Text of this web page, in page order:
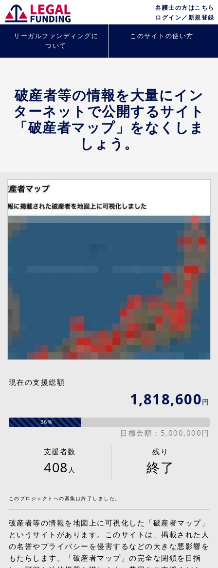
弁護士の方はこちら
ログイン／新規登録
リーガルファンディングに
ついて
このサイトの使い方
破産者等の情報を大量にイン
ターネットで公開するサイト
「破産者マップ」をなくしま
しょう。
現在の支援総額
1,818,600円
36%
目標金額：5,000,000円
支援者数
408 人
残り
終了
このプロジェクトへの募集は終了しました。
破産者等の情報を地図上に可視化した「破産者マップ」
というサイトがあります。このサイトは、掲載された人
の名誉やプライバシーを侵害するなどの大きな悪影響を
もたらします。「破産者マップ」の完全な閉鎖を目指